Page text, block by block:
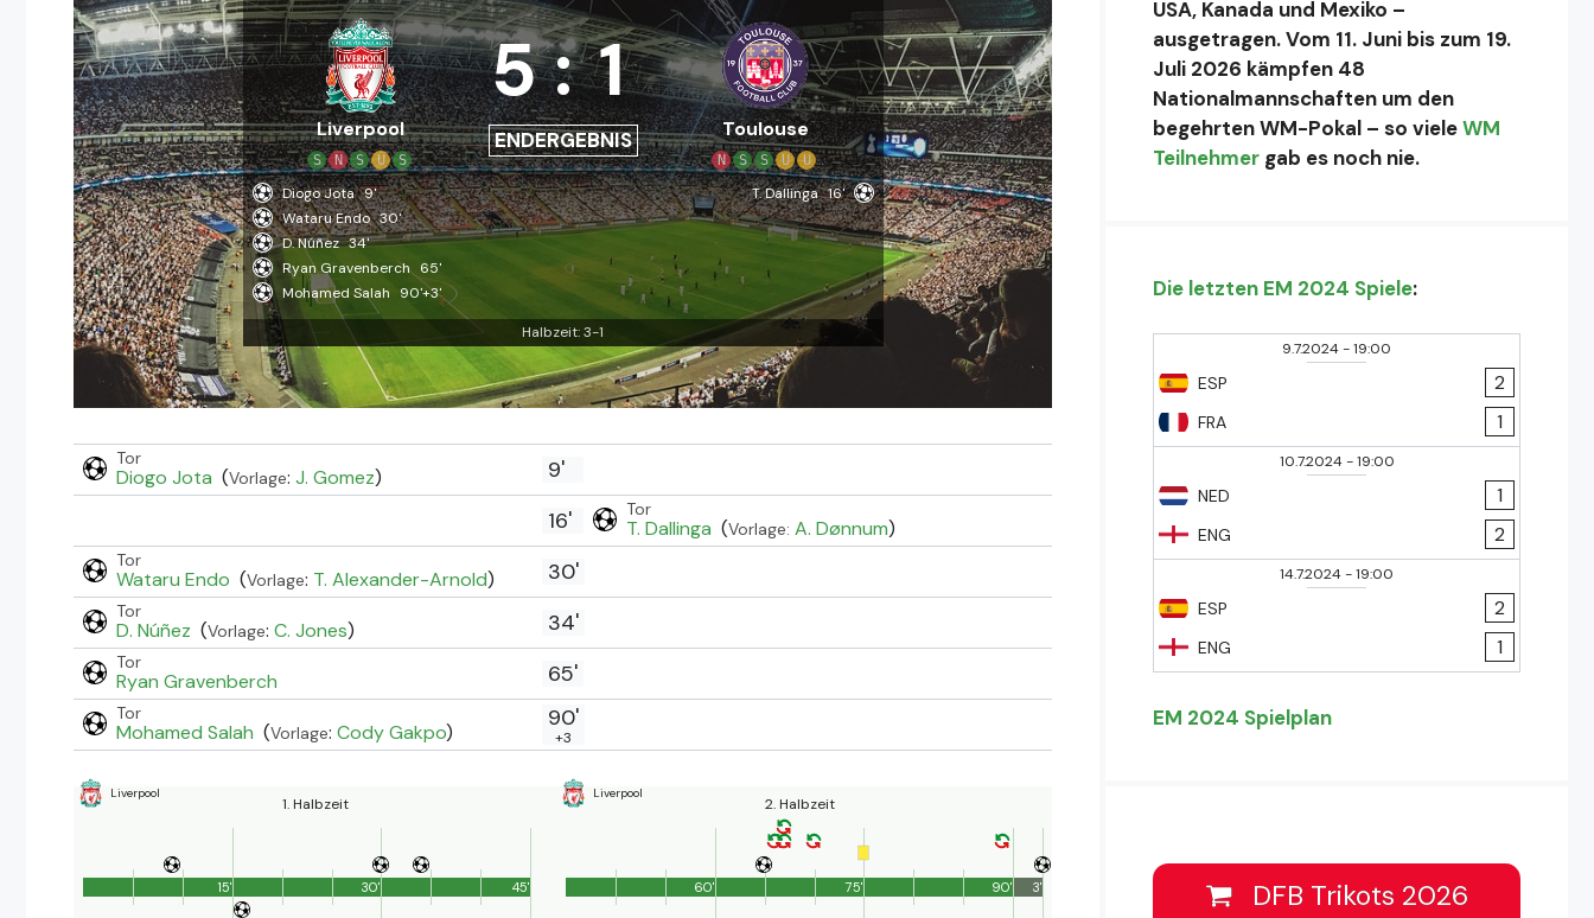
Liverpool
S N S U S
5: 1
ENDERGEBNIS Toulouse
N S S U U
Diogo Jota 9'
Wataru Endo 30'
D. Núñez 34'
Ryan Gravenberch
65'
Mohamed Salah
90'+3'
T. Dallinga 16'
Halbzeit: 3-1
Tor
Diogo Jota (Vorlage: J. Gomez)
9'
16'
Tor
T. Dallinga (Vorlage: A. Dønnum)
Tor
Wataru Endo (Vorlage: T. Alexander-Arnold) 30'
Tor
D. Núñez (Vorlage: C. Jones) 34'
Tor
Ryan Gravenberch 65'
Tor
Mohamed Salah (Vorlage: Cody Gakpo)
90'
+3
Liverpool
1. Halbzeit
45'
15' 30'
Liverpool
2. Halbzeit
90'
60' 75' 3'
USA, Kanada und Mexiko –
ausgetragen. Vom 11. Juni bis zum 19.
Juli 2026 kämpfen 48
Nationalmannschaften um den
begehrten WM-Pokal – so vieleWM
Teilnehmer gab es noch nie.
Die letzten EM 2024 Spiele:
9.7.2024-19:00
ESP
FRA
2
1
10.7.2024-19:00
NED
ENG
1
2
14.7.2024-19:00
ESP
ENG
2
1
EM 2024 Spielplan
DFB Trikots 2026